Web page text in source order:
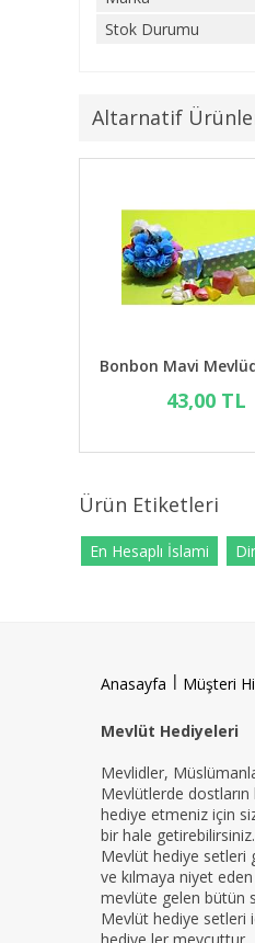
Stok Durumu
Altarnatif
Bonbon Mavi
Ürün Etiketleri
En Hesaplı İslami
Anasayfa l Müşteri
Mevlüt Hediyeleri
Mevlidler,
Mevlütlerde
hediye etmeniz için
bir hale getirebilirsiniz.
Mevlüt hediye setleri
ve kılmaya niyet
mevlüte gelen bütün
Mevlüt hediye setleri